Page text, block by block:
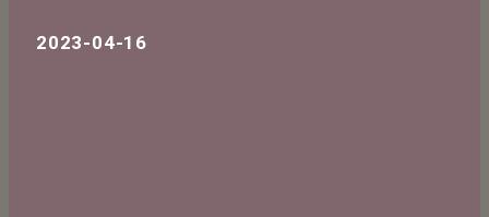
2023-04-16